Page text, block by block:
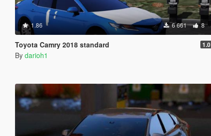
1.86 6 661 8
Toyota Camry 2018 standard 1.0
By darioh1